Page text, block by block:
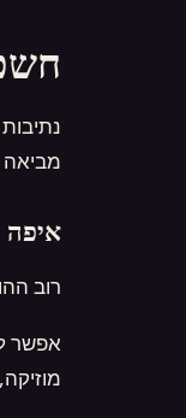
מביאה
רוב
אפשר